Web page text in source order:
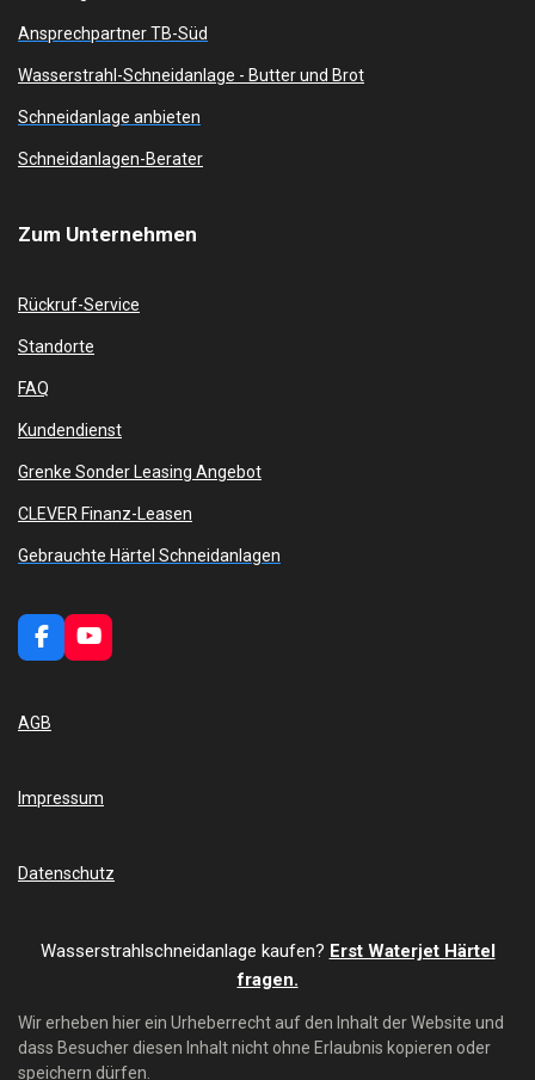
Ansprechpartner TB-Süd
Wasserstrahl-Schneidanlage - Butter und Brot
Schneidanlage anbieten
Schneidanlagen-Berater
Zum Unternehmen
Rückruf-Service
Standorte
FAQ
Kundendienst
Grenke Sonder Leasing Angebot
CLEVER Finanz-Leasen
Gebrauchte Härtel Schneidanlagen
F
a
e
b
k
Y
o
AGB
Impressum
Datenschutz
Wasserstrahlschneidanlage kaufen? Erst Waterjet Härtel
fragen.
Wir erheben hier ein Urheberrecht auf den Inhalt der Website und
dass Besucher diesen Inhalt nicht ohne Erlaubnis kopieren oder
speichern dürfen.